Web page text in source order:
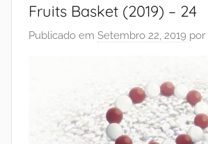
romances
Fruits Basket (2019) – 24
Publicado em Setembro 22, 2019 por